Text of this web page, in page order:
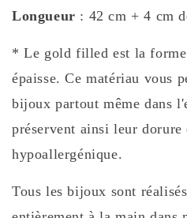
Longueur : 42 cm + 4 cm
* Le gold filled est la
épaisse. Ce matériau vous
bijoux partout même dans
préservent ainsi leur dorure
hypoallergénique.
Tous les bijoux sont